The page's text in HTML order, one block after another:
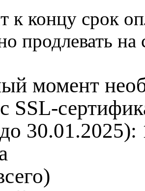
к концу срок
продлевать
момент
SSL-
30.01.2025):